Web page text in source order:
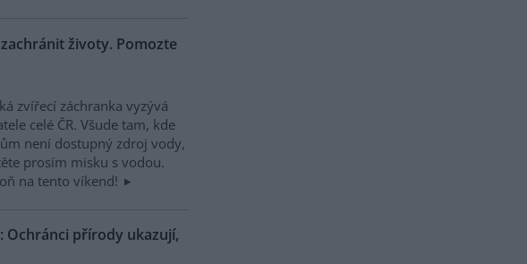
životy. Pomozte
zvířecí záchranka vyzývá
celé ČR. Všude tam, kde
není dostupný zdroj vody,
prosím misku s vodou.
na tento víkend!
Ochránci přírody ukazují,